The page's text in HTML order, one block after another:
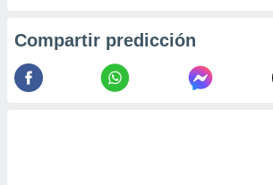
Compartir predicción